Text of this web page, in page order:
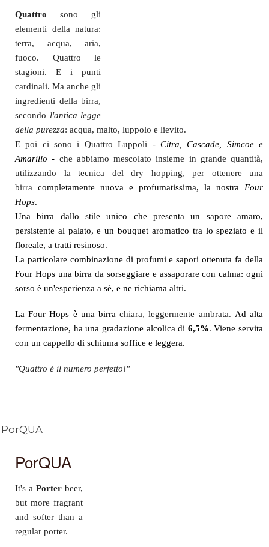
Quattro sono gli
elementi della natura:
terra, acqua, aria,
fuoco. Quattro le
stagioni. E i punti
cardinali. Ma anche gli
ingredienti della birra,
secondo l'antica legge
della purezza: acqua, malto, luppolo e lievito.
E poi ci sono i Quattro Luppoli - Citra, Cascade, Simcoe e
Amarillo - che abbiamo mescolato insieme in grande quantità,
utilizzando la tecnica del dry hopping, per ottenere una
birra completamente nuova e profumatissima, la nostra Four
Hops.
Una birra dallo stile unico che presenta un sapore amaro,
persistente al palato, e un bouquet aromatico tra lo speziato e il
floreale, a tratti resinoso.
La particolare combinazione di profumi e sapori ottenuta fa della
Four Hops una birra da sorseggiare e assaporare con calma: ogni
sorso è un'esperienza a sé, e ne richiama altri.
La Four Hops è una birrachiara, leggermente ambrata. Ad alta
fermentazione, ha una gradazione alcolica di 6,5%. Viene servita
con un cappello di schiuma soffice e leggera.
"Quattro è il numero perfetto!"
PorQUA
PorQUA
It's a Porter beer,
but more fragrant
and softer than a
regular porter.